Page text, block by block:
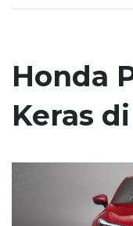
Honda
Keras